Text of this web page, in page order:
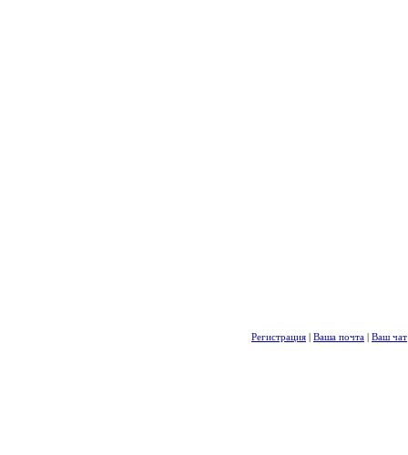
Регистрация | Ваша почта | Ваш чат